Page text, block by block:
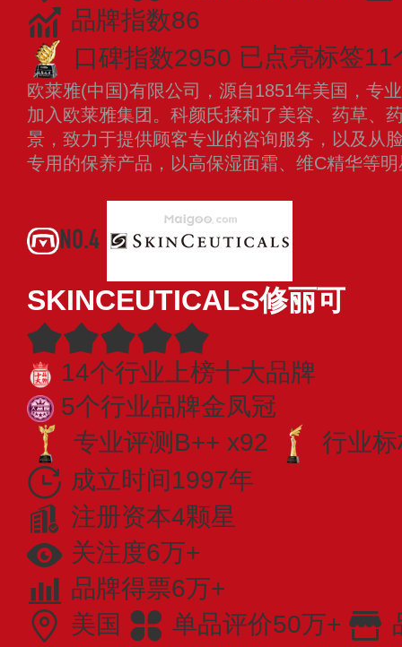
品牌指数86
口碑指数2950 已点亮标签11
欧莱雅(中国)有限公司，源自1851年美国，专
加入欧莱雅集团。科颜氏揉和了美容、药草、
景，致力于提供顾客专业的咨询服务，以及从
专用的保养产品，以高保湿面霜、维C精华等
NO.4
SKINCEUTICALS修丽可
14个行业上榜十大品牌
5个行业品牌金凤冠
专业​评测B++ x92
行业
成立时间1997年
注册资本4颗星
关注度6万+
品牌得票6万+
美国
单品评价50万+